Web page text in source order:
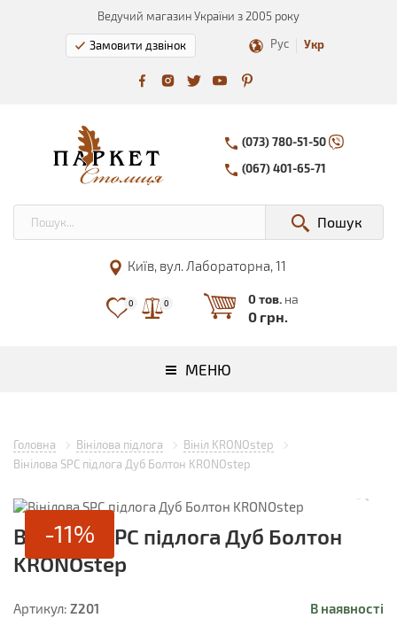
Ведучий магазин України з 2005 року
Рус
Укр
Замовити дзвінок
(073) 780-51-50
(067) 401-65-71
Пошук
Київ, вул. Лабораторна, 11
0 0 0 тов.на
0 грн.
МЕНЮ
Головна Вінілова підлога
Вініл KRONOstep
Вінілова SPC підлога Дуб Болтон KRONOstep
-11%
Вінілова SPC підлога Дуб Болтон
KRONOstep
Артикул: Z201 В наявності